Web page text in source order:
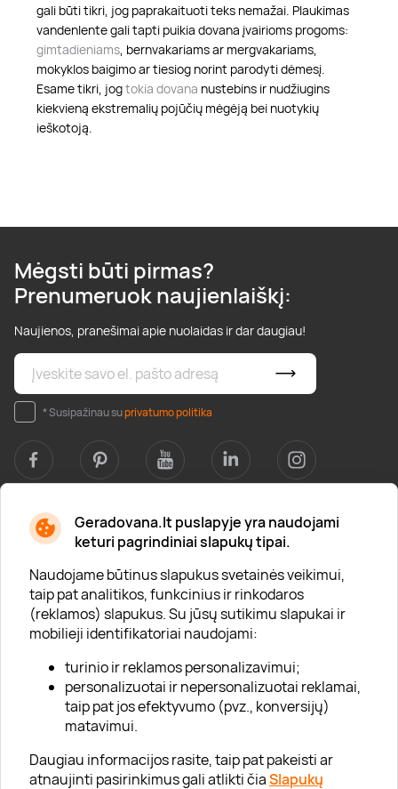
Geradovana.lt puslapyje yra naudojami
keturi pagrindiniai slapukų tipai.
Naudojame būtinus slapukus svetainės veikimui,
taip pat analitikos, funkcinius ir rinkodaros
(reklamos) slapukus. Su jūsų sutikimu slapukai ir
mobilieji identifikatoriai naudojami:
turinio ir reklamos personalizavimui;
personalizuotai ir nepersonalizuotai reklamai,
taip pat jos efektyvumo (pvz., konversijų)
matavimui.
Daugiau informacijos rasite, taip pat pakeisti ar
atnaujinti pasirinkimus gali atlikti čiaSlapukų
gali būti tikri, jog paprakaituoti teks nemažai. Plaukimas
vandenlente gali tapti puikia dovana įvairioms progoms:
gimtadieniams , bernvakariams ar mergvakariams,
mokyklos baigimo ar tiesiog norint parodyti dėmesį.
Esame tikri, jogtokia dovana nustebins ir nudžiugins
kiekvieną ekstremalių pojūčių mėgėją bei nuotykių
ieškotoją.
Mėgsti būti pirmas?
Prenumeruok naujienlaiškį:
Naujienos, pranešimai apie nuolaidas ir dar daugiau!
* Susipažinau suprivatumo politika
Apie mus
Apie „Gera Dovana“
Lojalumo klubas
Karjera
Visi partneriai
Kontaktai
Tinklaraštis
Informacija